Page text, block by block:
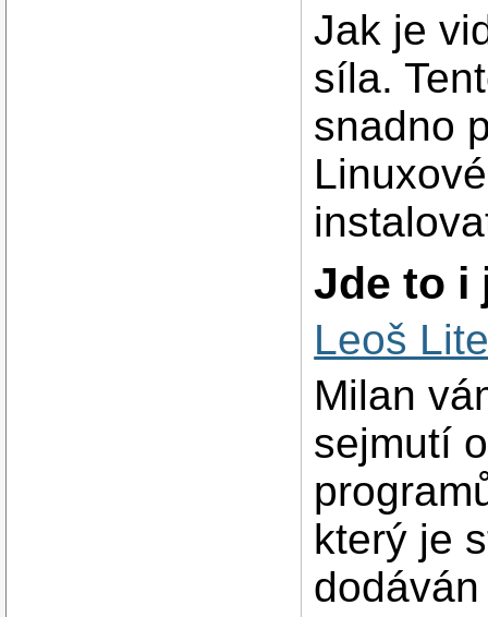
Jak je
síla.
snadno
Jde to i
Leoš
Milan
sejmutí
který je